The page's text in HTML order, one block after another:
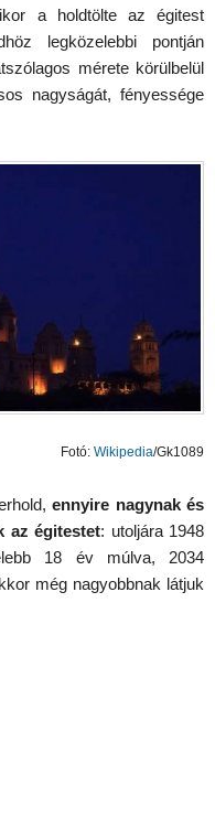
a holdtölte az égitest
legközelebbi pontján
mérete körülbelül
nagyságát, fényessége
Fotó: Wikipedia/Gk1089
ennyire nagynak és
az égitestet: utoljára 1948
18 év múlva, 2034
még nagyobbnak látjuk